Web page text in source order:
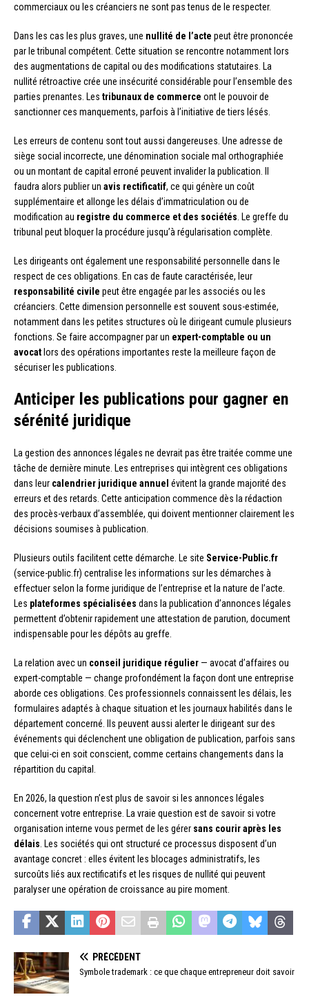
commerciaux ou les créanciers ne sont pas tenus de le respecter.
Dans les cas les plus graves, une nullité de l’acte peut être prononcée
par le tribunal compétent. Cette situation se rencontre notamment lors
des augmentations de capital ou des modifications statutaires. La
nullité rétroactive crée une insécurité considérable pour l’ensemble des
parties prenantes. Les tribunaux de commerce ont le pouvoir de
sanctionner ces manquements, parfois à l’initiative de tiers lésés.
Les erreurs de contenu sont tout aussi dangereuses. Une adresse de
siège social incorrecte, une dénomination sociale mal orthographiée
ou un montant de capital erroné peuvent invalider la publication. Il
faudra alors publier un avis rectificatif, ce qui génère un coût
supplémentaire et allonge les délais d’immatriculation ou de
modification au registre du commerce et des sociétés . Le greffe du
tribunal peut bloquer la procédure jusqu’à régularisation complète.
Les dirigeants ont également une responsabilité personnelle dans le
respect de ces obligations. En cas de faute caractérisée, leur
responsabilité civile peut être engagée par les associés ou les
créanciers. Cette dimension personnelle est souvent sous-estimée,
notamment dans les petites structures où le dirigeant cumule plusieurs
fonctions. Se faire accompagner par un expert-comptable ou un
avocat lors des opérations importantes reste la meilleure façon de
sécuriser les publications.
Anticiper les publications pour gagner en
sérénité juridique
La gestion des annonces légales ne devrait pas être traitée comme une
tâche de dernière minute. Les entreprises qui intègrent ces obligations
dans leur calendrier juridique annuel évitent la grande majorité des
erreurs et des retards. Cette anticipation commence dès la rédaction
des procès-verbaux d’assemblée, qui doivent mentionner clairement les
décisions soumises à publication.
Plusieurs outils facilitent cette démarche. Le site Service-Public.fr
(service-public.fr) centralise les informations sur les démarches à
effectuer selon la forme juridique de l’entreprise et la nature de l’acte.
Les plateformes spécialisées dans la publication d’annonces légales
permettent d’obtenir rapidement une attestation de parution, document
indispensable pour les dépôts au greffe.
La relation avec un conseil juridique régulier — avocat d’affaires ou
expert-comptable — change profondément la façon dont une entreprise
aborde ces obligations. Ces professionnels connaissent les délais, les
formulaires adaptés à chaque situation et les journaux habilités dans le
département concerné. Ils peuvent aussi alerter le dirigeant sur des
événements qui déclenchent une obligation de publication, parfois sans
que celui-ci en soit conscient, comme certains changements dans la
répartition du capital.
En 2026, la question n’est plus de savoir si les annonces légales
concernent votre entreprise. La vraie question est de savoir si votre
organisation interne vous permet de les gérer sans courir après les
délais . Les sociétés qui ont structuré ce processus disposent d’un
avantage concret : elles évitent les blocages administratifs, les
surcoûts liés aux rectificatifs et les risques de nullité qui peuvent
paralyser une opération de croissance au pire moment.
PRÉCÉDENT
Symbole trademark : ce que chaque entrepreneur doit savoir